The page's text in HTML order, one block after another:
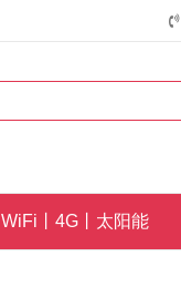
WiFi丨4G丨太阳能